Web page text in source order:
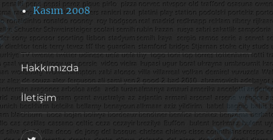
Kasım 2008
Hakkımızda
İletişim